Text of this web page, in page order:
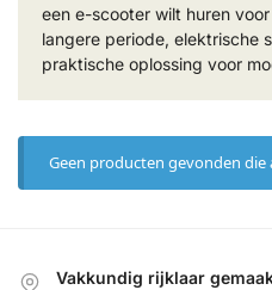
een e-scooter wilt huren
langere periode, elektrische
praktische oplossing voor
Geen producten gevonden
Vakkundig rijklaar